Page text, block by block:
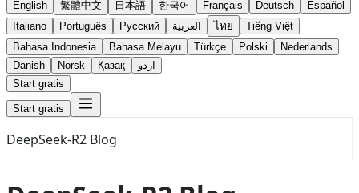
English 繁體中文 日本語 한국어 Français Deutsch
Español
Italiano
Português Русский العربية ไทย
Tiếng Việt
Bahasa Indonesia
Bahasa Melayu Türkçe Polski
Nederlands
Danish
Norsk Қазақ
اردو
Start gratis
Start gratis
DeepSeek-R2 Blog